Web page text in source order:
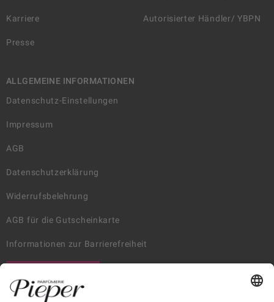
Karriere
Presse
Autorisierter Händler/ YBPN
ALLGEMEINE INFORMATIONEN
Datenschutz-Einstellungen
Impressum
AGB
Datenschutzerklärung
Widerrufsbelehrung
AGB für die Gutscheinkarte
Informationen zur Barrierefreiheit